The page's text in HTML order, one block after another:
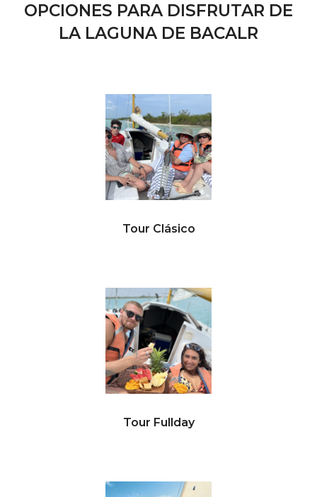
OPCIONES PARA DISFRUTAR DE
LA LAGUNA DE BACALR
Tour Clásico
Tour Fullday